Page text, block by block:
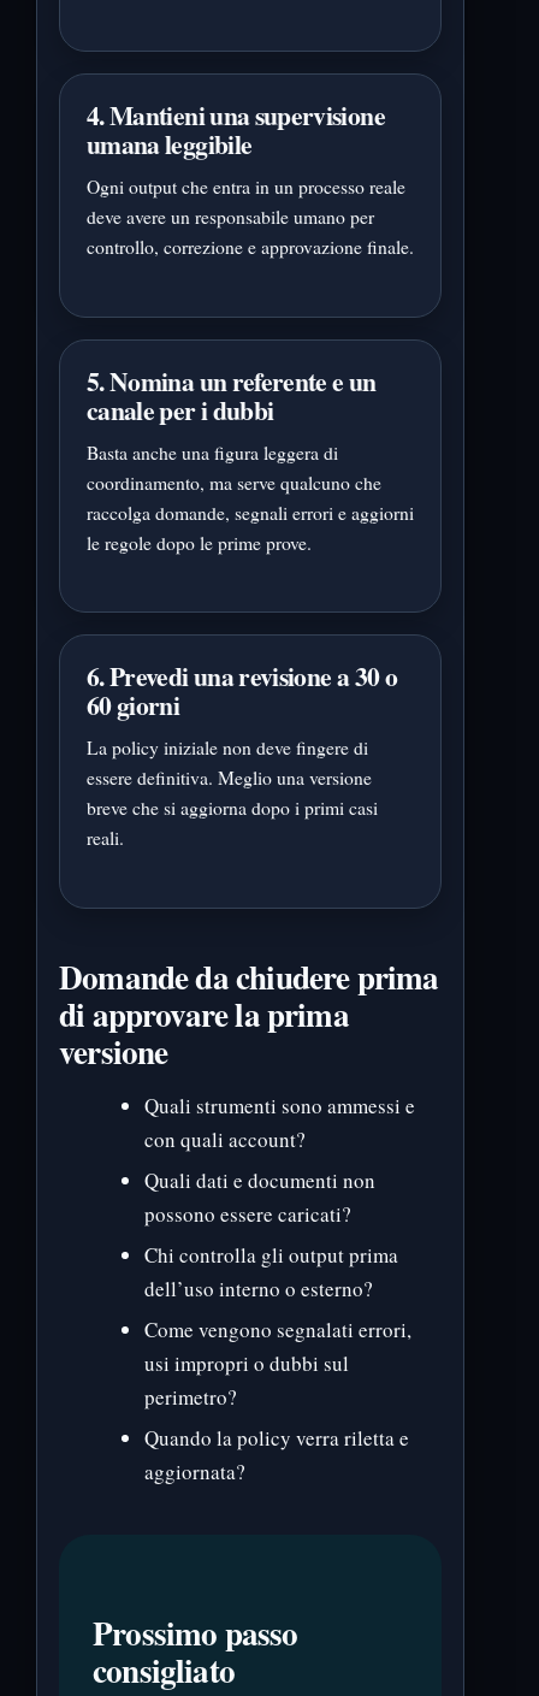
4. Mantieni una supervisione
umana leggibile
Ogni output che entra in un processo reale
deve avere un responsabile umano per
controllo, correzione e approvazione finale.
5. Nomina un referente e un
canale per i dubbi
Basta anche una figura leggera di
coordinamento, ma serve qualcuno che
raccolga domande, segnali errori e aggiorni
le regole dopo le prime prove.
6. Prevedi una revisione a 30 o
60 giorni
La policy iniziale non deve fingere di
essere definitiva. Meglio una versione
breve che si aggiorna dopo i primi casi
reali.
Domande da chiudere prima
di approvare la prima
versione
Quali strumenti sono ammessi e
con quali account?
Quali dati e documenti non
possono essere caricati?
Chi controlla gli output prima
dell’uso interno o esterno?
Come vengono segnalati errori,
usi impropri o dubbi sul
perimetro?
Quando la policy verra riletta e
aggiornata?
Prossimo passo
consigliato